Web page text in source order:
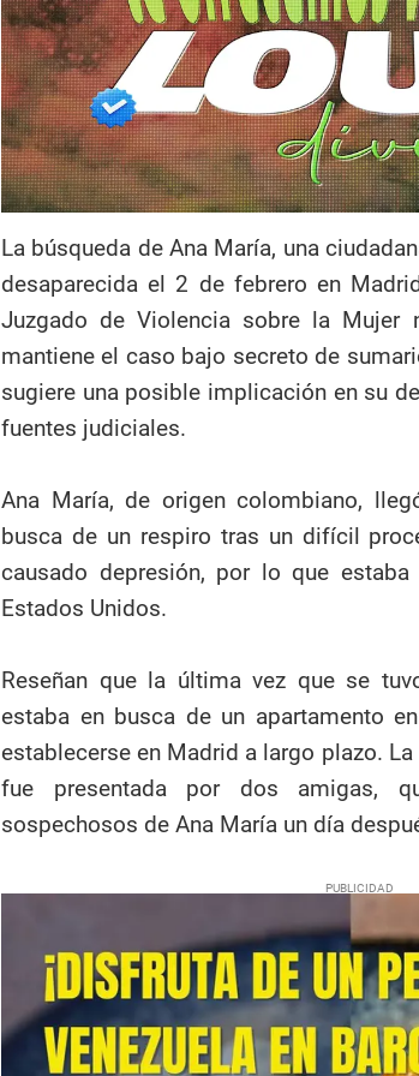
La búsqueda de Ana María, una
desaparecida el 2 de febrero en
Juzgado de Violencia sobre la Mujer
mantiene el caso bajo secreto de
sugiere una posible implicación en su
fuentes judiciales.
Ana María, de origen colombiano,
busca de un respiro tras un difícil
causado depresión, por lo que
Estados Unidos.
Reseñan que la última vez que se
estaba en busca de un apartamento
establecerse en Madrid a largo plazo.
fue presentada por dos amigas,
sospechosos de Ana María un día